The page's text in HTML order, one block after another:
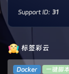
Support ID: 31
标签彩云
Docker 一键脚本